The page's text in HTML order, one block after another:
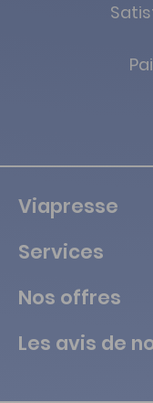
Viapresse
Services
Nos offres
Les avis de